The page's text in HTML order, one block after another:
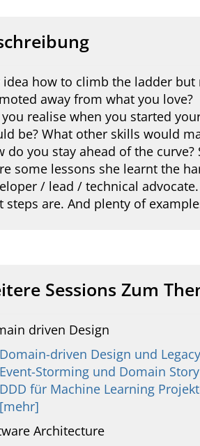
idea how to climb the ladder
away from what you love?
realise when you started
be? What other skills would
do you stay ahead of the
some lessons she learnt the
/ lead / technical
steps are. And plenty of
Sessions Zum
driven Design
Domain-driven Design und
Event-Storming und Domain
DDD für Machine Learning
[mehr]
Architecture